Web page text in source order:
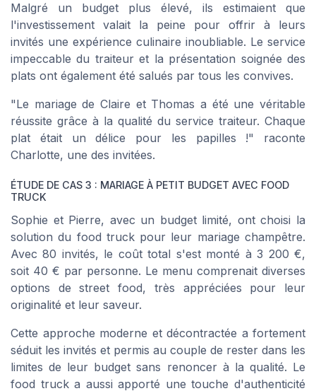
Malgré un budget plus élevé, ils estimaient que
l'investissement valait la peine pour offrir à leurs
invités une expérience culinaire inoubliable. Le service
impeccable du traiteur et la présentation soignée des
plats ont également été salués par tous les convives.
"Le mariage de Claire et Thomas a été une véritable
réussite grâce à la qualité du service traiteur. Chaque
plat était un délice pour les papilles !"
raconte
Charlotte, une des invitées.
ÉTUDE DE CAS 3 : MARIAGE À PETIT BUDGET AVEC FOOD
TRUCK
Sophie et Pierre, avec un budget limité, ont choisi la
solution du food truckpour leur mariage champêtre.
Avec 80 invités, le coût total s'est monté à 3 200 €,
soit 40 € par personne. Le menu comprenait diverses
options de street food, très appréciées pour leur
originalité et leur saveur.
Cette approche moderne et décontractée a fortement
séduit les invités et permis au couple de rester dans les
limites de leur budget sans renoncer à la qualité. Le
food truck a aussi apporté une touche d'authenticité